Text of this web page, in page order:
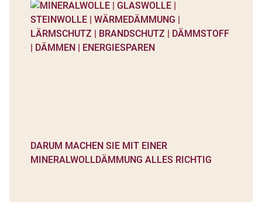
DARUM MACHEN SIE MIT EINER
MINERALWOLLDÄMMUNG ALLES RICHTIG